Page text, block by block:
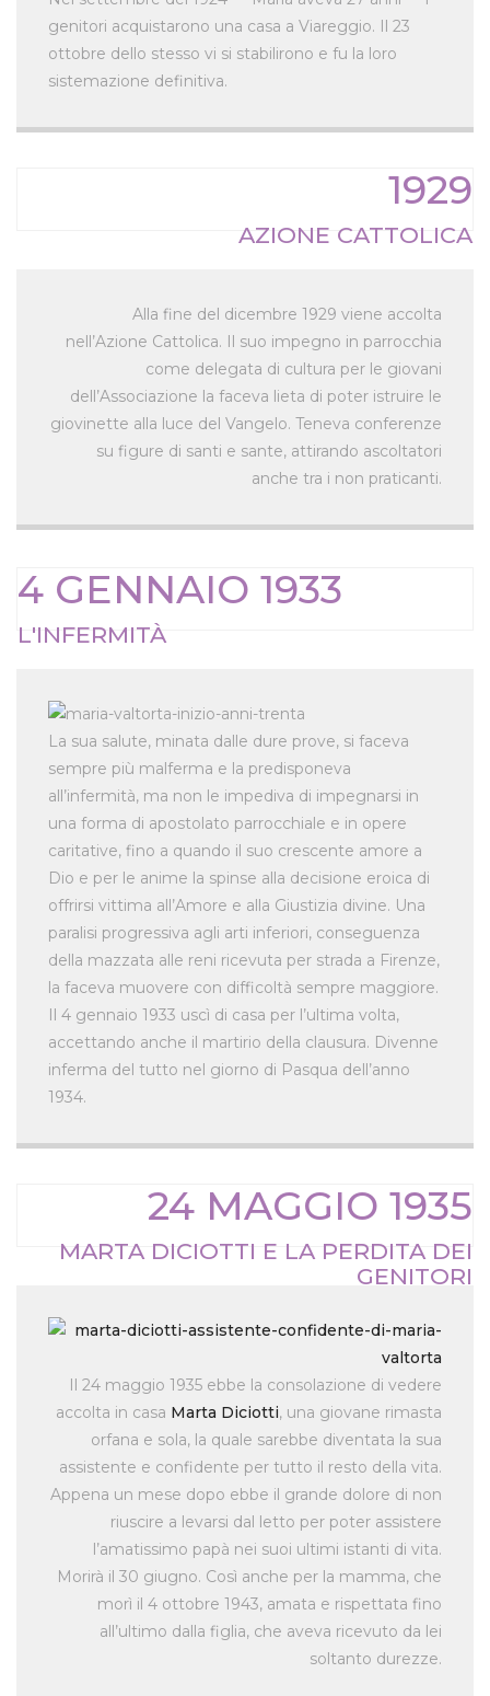
genitori acquistarono una casa a Viareggio. Il 23
ottobre dello stesso vi si stabilirono e fu la loro
sistemazione definitiva.
1929
AZIONE CATTOLICA
Alla fine del dicembre 1929 viene accolta
nell’Azione Cattolica. Il suo impegno in parrocchia
come delegata di cultura per le giovani
dell’Associazione la faceva lieta di poter istruire le
giovinette alla luce del Vangelo. Teneva conferenze
su figure di santi e sante, attirando ascoltatori
anche tra i non praticanti.
4 GENNAIO 1933
L'INFERMITÀ
La sua salute, minata dalle dure prove, si faceva
sempre più malferma e la predisponeva
all’infermità, ma non le impediva di impegnarsi in
una forma di apostolato parrocchiale e in opere
caritative, fino a quando il suo crescente amore a
Dio e per le anime la spinse alla decisione eroica di
offrirsi vittima all’Amore e alla Giustizia divine. Una
paralisi progressiva agli arti inferiori, conseguenza
della mazzata alle reni ricevuta per strada a Firenze,
la faceva muovere con difficoltà sempre maggiore.
Il 4 gennaio 1933 uscì di casa per l’ultima volta,
accettando anche il martirio della clausura. Divenne
inferma del tutto nel giorno di Pasqua dell’anno
1934.
24 MAGGIO 1935
MARTA DICIOTTI E LA PERDITA DEI
GENITORI
Il 24 maggio 1935 ebbe la consolazione di vedere
accolta in casa Marta Diciotti, una giovane rimasta
orfana e sola, la quale sarebbe diventata la sua
assistente e confidente per tutto il resto della vita.
Appena un mese dopo ebbe il grande dolore di non
riuscire a levarsi dal letto per poter assistere
l’amatissimo papà nei suoi ultimi istanti di vita.
Morirà il 30 giugno. Così anche per la mamma, che
morì il 4 ottobre 1943, amata e rispettata fino
all’ultimo dalla figlia, che aveva ricevuto da lei
soltanto durezze.